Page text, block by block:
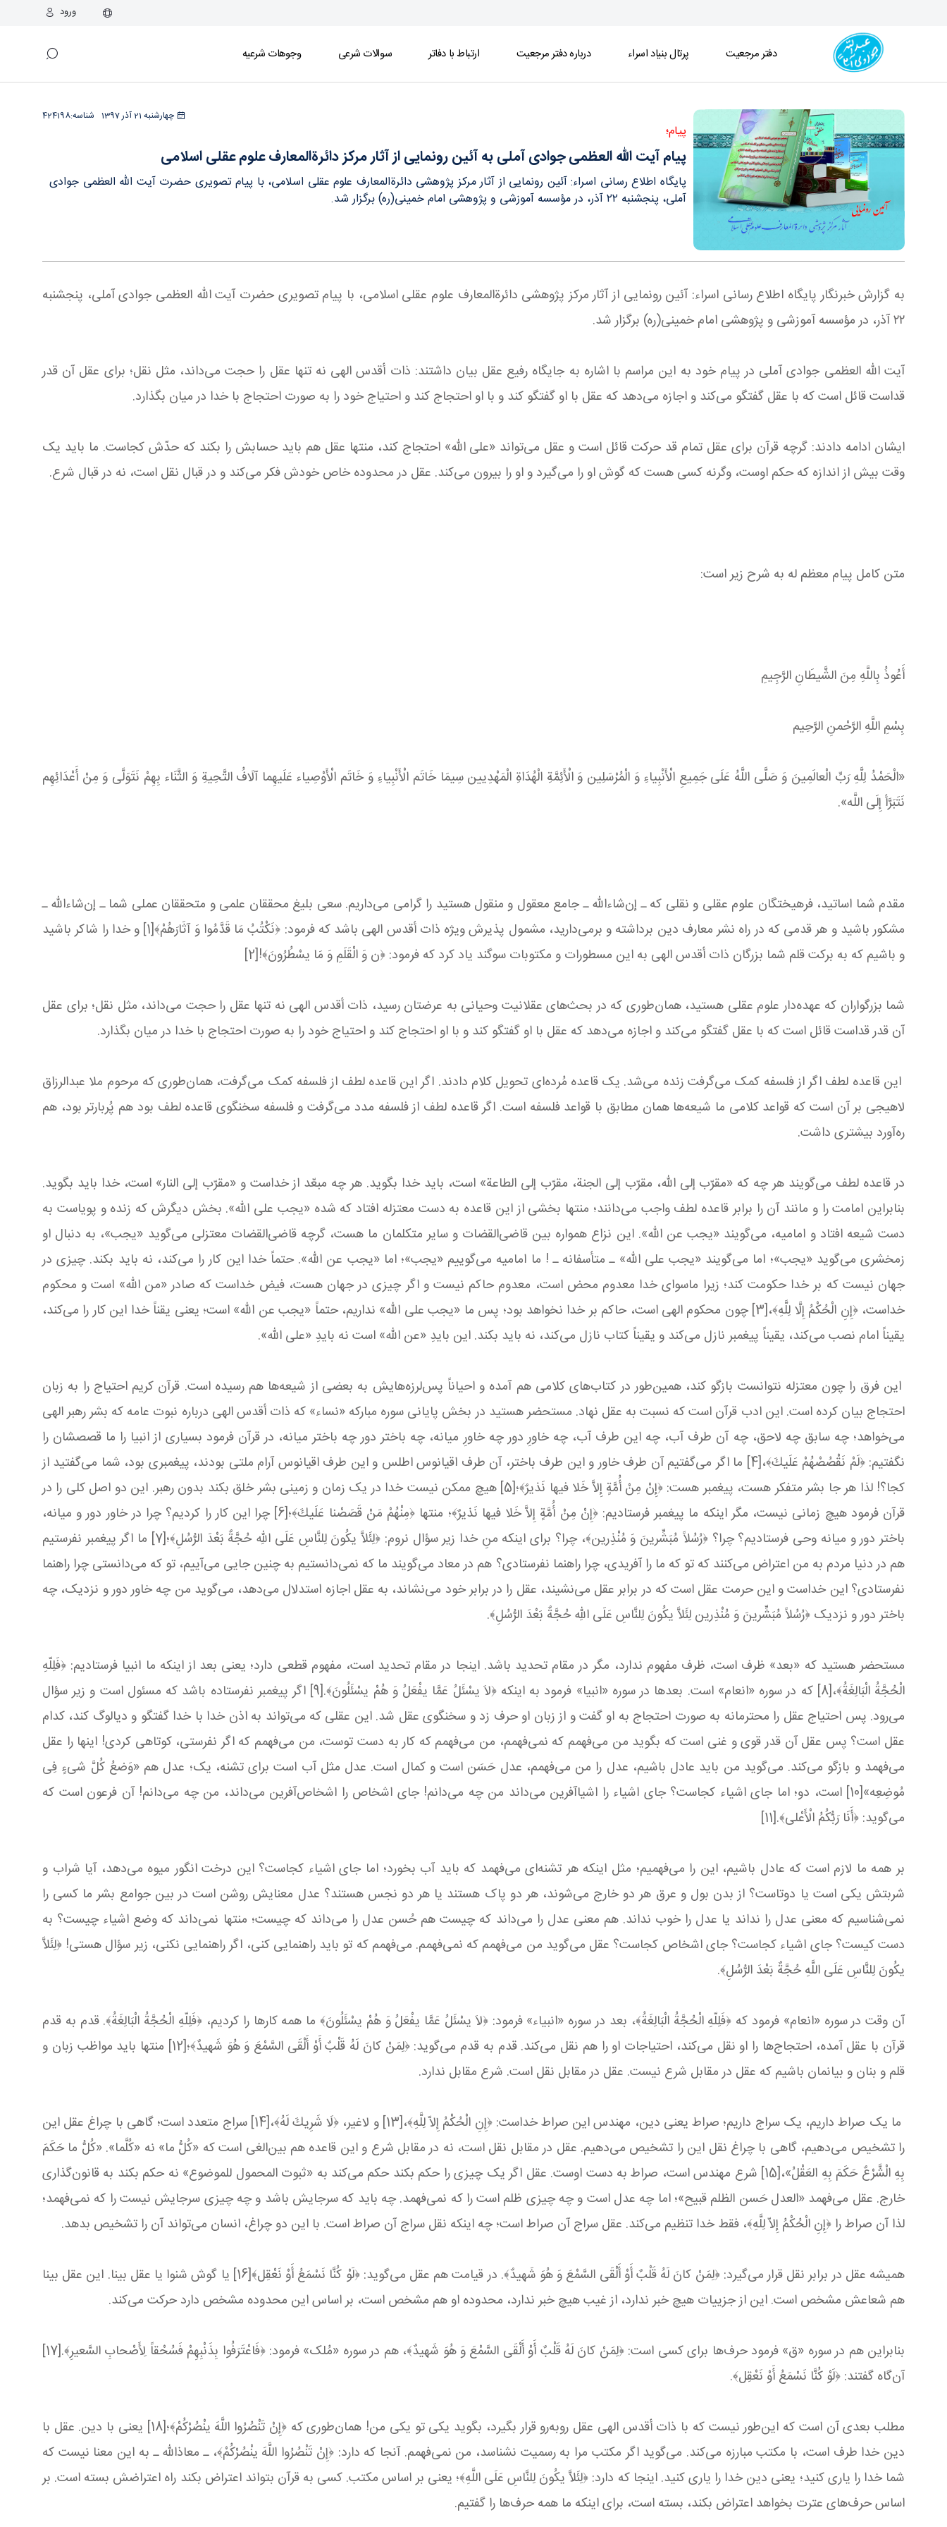
ورود
دفتر مرجعیت پرتال بنیاد اسراء درباره دفتر مرجعیت ارتباط با دفاتر سوالات شرعی وجوهات شرعیه
چهارشنبه 21 آذر 1397 424198شناسه:
پیام؛
پیام آیت الله العظمی جوادی آملی به آئین رونمایی از آثار مرکز دائرةالمعارف علوم عقلی اسلامی
پایگاه اطلاع رسانی اسراء: آئین رونمایی از آثار مرکز پژوهشی دائرةالمعارف علوم عقلی اسلامی، با پیام تصویری حضرت آیت الله العظمی جوادی
آملی، پنجشنبه ۲۲ آذر، در مؤسسه آموزشی و پژوهشی امام خمینی(ره) برگزار شد.
به گزارش خبرنگار پایگاه اطلاع رسانی اسراء: آئین رونمایی از آثار مرکز پژوهشی دائرةالمعارف علوم عقلی اسلامی، با پیام تصویری حضرت آیت الله العظمی جوادی آملی، پنجشنبه
۲۲ آذر، در مؤسسه آموزشی و پژوهشی امام خمینی(ره) برگزار شد.
آیت الله العظمی جوادی آملی در پیام خود به این مراسم با اشاره به جایگاه رفیع عقل بیان داشتند: ذات أقدس الهی نه تنها عقل را حجت می‌داند، مثل نقل؛ برای عقل آن قدر
قداست قائل است که با عقل گفتگو می‌کند و اجازه می‌دهد که عقل با او گفتگو کند و با او احتجاج کند و احتیاج خود را به صورت احتجاج با خدا در میان بگذارد.
ایشان ادامه دادند: گرچه قرآن برای عقل تمام قد حرکت قائل است و عقل می‌تواند «علی الله» احتجاج کند، منتها عقل هم باید حسابش را بکند که حدّش کجاست. ما باید یک
وقت بیش از اندازه که حکم اوست، وگرنه کسی هست که گوش او را می‌گیرد و او را بیرون می‌کند. عقل در محدوده خاص خودش فکر می‌کند و در قبال نقل است، نه در قبال شرع.
متن کامل پیام معظم له به شرح زیر است:
أَعُوذُ بِاللَّهِ مِنَ الشَّیطَانِ الرَّجِیمِ
بِسْمِ اللَّهِ الرَّحْمنِ الرَّحِیم‏
«الْحَمْدُ لِلَّهِ رَبِّ الْعالَمِینَ‏ وَ صَلَّی اللَّهُ عَلَی ‏جَمِیعِ الْأَنْبِیاءِ وَ الْمُرْسَلِین ‏وَ الْأَئِمَّةِ الْهُدَاةِ الْمَهْدِیین سِیمَا خَاتَم الْأَنْبِیاءِ وَ خَاتَم الْأَوْصِیاء عَلَیهِما آلَافُ التَّحِیةِ وَ الثَّنَاء بِهِمْ نَتَوَلَّی ‏وَ مِنْ أَعْدَائِهِم‏
نَتَبَرَّأ إِلَی اللَّه».
مقدم شما اساتید، فرهیختگان علوم عقلی و نقلی که ـ إن‌شاءالله ـ جامع معقول و منقول هستید را گرامی می‌داریم. سعی بلیغ محققان علمی و متحققان عملی شما ـ إن‌شاءالله ـ
مشکور باشید و هر قدمی که در راه نشر معارف دین برداشته و برمی‌دارید، مشمول پذیرش ویژه ذات أقدس الهی باشد که فرمود: ﴿نَكْتُبُ مَا قَدَّمُوا وَ آثَارَهُمْ﴾[1] و خدا را شاکر باشید
و باشیم که به برکت قلم شما بزرگان ذات أقدس الهی به این مسطورات و مکتوبات سوگند یاد کرد که فرمود: ﴿ن وَ الْقَلَمِ وَ مَا یسْطُرُونَ﴾![2]
شما بزرگواران که عهده‌دار علوم عقلی هستید، همان‌طوری که در بحث‌های عقلانیت وحیانی به عرضتان رسید، ذات أقدس الهی نه تنها عقل را حجت می‌داند، مثل نقل؛ برای عقل
آن قدر قداست قائل است که با عقل گفتگو می‌کند و اجازه می‌دهد که عقل با او گفتگو کند و با او احتجاج کند و احتیاج خود را به صورت احتجاج با خدا در میان بگذارد.
این قاعده لطف اگر از فلسفه کمک می‌گرفت زنده می‌شد. یک قاعده مُرده‌ای تحویل کلام دادند. اگر این قاعده لطف از فلسفه کمک می‌گرفت، همان‌طوری که مرحوم ملا عبدالرزاق
لاهیجی بر آن است که قواعد کلامی ما شیعه‌ها همان مطابق با قواعد فلسفه است. اگر قاعده لطف از فلسفه مدد می‌گرفت و فلسفه سخنگوی قاعده لطف بود هم پُربارتر بود، هم
ره‌آورد بیشتری داشت.
در قاعده لطف می‌گویند هر چه که «مقرّب إلی الله، مقرّب إلی الجنة، مقرّب إلی الطاعة» است، باید خدا بگوید. هر چه مبعّد از خداست و «مقرّب إلی النار» است، خدا باید بگوید.
بنابراین امامت را و مانند آن را برابر قاعده لطف واجب می‌دانند؛ منتها بخشی از این قاعده به دست معتزله افتاد که شده «یجب علی الله». بخش دیگرش که زنده و پویاست به
دست شیعه افتاد و امامیه، می‌گویند «یجب عن الله». این نزاع همواره بین قاضی‌القضات و سایر متکلمان ما هست، گرچه قاضی‌القضات معتزلی می‌گوید «یجب»، به دنبال او
زمخشری می‌گوید «یجب»؛ اما می‌گویند «یجب علی الله» ـ متأسفانه ـ ! ما امامیه می‌گوییم «یجب»؛ اما «یجب عن الله». حتماً خدا این کار را می‌کند، نه باید بکند. چیزی در
جهان نیست که بر خدا حکومت کند؛ زیرا ماسوای خدا معدوم محض است، معدوم حاکم نیست و اگر چیزی در جهان هست، فیض خداست که صادر «من الله» است و محکوم
خداست، ﴿إِنِ الْحُكْمُ إِلَّا لِلَّهِ﴾،[3] چون محکوم الهی است، حاکم بر خدا نخواهد بود؛ پس ما «یجب علی الله» نداریم، حتماً «یجب عن الله» است؛ یعنی یقناً خدا این کار را می‌کند،
یقیناً امام نصب می‌کند، یقیناً پیغمبر نازل می‌کند و یقیناً کتاب نازل می‌کند، نه باید بکند. این بایدِ «عن الله» است نه بایدِ «علی الله».
این فرق را چون معتزله نتوانست بازگو کند، همین‌طور در کتاب‌های کلامی هم آمده و احیاناً پس‌لرزه‌هایش به بعضی از شیعه‌ها هم رسیده است. قرآن کریم احتیاج را به زبان
احتجاج بیان کرده است. این ادب قرآن است که نسبت به عقل نهاد. مستحضر هستید در بخش پایانی سوره مبارکه «نساء» که ذات أقدس الهی درباره نبوت عامه که بشر رهبر الهی
می‌خواهد؛ چه سابق چه لاحق، چه آن طرف آب، چه این طرف آب، چه خاورِ‌ دور چه خاورِ ‌میانه، چه باختر دور چه باختر میانه، در قرآن فرمود بسیاری از انبیا را ما قصصشان را
نگفتیم: ﴿لَمْ نَقْصُصْهُمْ عَلَیكَ﴾،[4] ما اگر می‌گفتیم آن طرف خاور و این طرف باختر، آن طرف اقیانوس اطلس و این طرف اقیانوس آرام ملتی بودند، پیغمبری بود، شما می‌گفتید از
کجا؟! لذا هر جا بشر متفکر هست، پیغمبر هست: ﴿إِنْ مِنْ أُمَّةٍ إِلاَّ خَلا فیها نَذیرٌ﴾؛[5] هیچ ممکن نیست خدا در یک زمان و زمینی بشر خلق بکند بدون رهبر. این دو اصل کلی را در
قرآن فرمود هیچ زمانی نیست، مگر اینکه ما پیغمبر فرستادیم: ﴿إِنْ مِنْ أُمَّةٍ إِلاَّ خَلا فیها نَذیرٌ﴾؛ منتها ﴿مِنْهُمْ مَنْ قَصَصْنا عَلَیكَ﴾؛[6] چرا این کار را کردیم؟ چرا در خاور دور و میانه،
باختر دور و میانه وحی فرستادیم؟ چرا؟ ﴿رُسُلاً مُبَشِّرینَ وَ مُنْذِرین﴾، چرا؟ برای اینکه منِ خدا زیر سؤال نروم: ﴿لِئَلاَّ یكُونَ لِلنَّاسِ عَلَی اللّهِ حُجَّةٌ بَعْدَ الرُّسُلِ﴾؛[7] ما اگر پیغمبر نفرستیم
هم در دنیا مردم به من اعتراض می‌کنند که تو که ما را آفریدی، چرا راهنما نفرستادی؟ هم در معاد می‌گویند ما که نمی‌دانستیم به چنین جایی می‌آییم، تو که می‌دانستی چرا راهنما
نفرستادی؟ این خداست و این حرمت عقل است که در برابر عقل می‌نشیند، عقل را در برابر خود می‌نشاند، به عقل اجازه استدلال می‌دهد، می‌گوید من چه خاور دور و نزدیک، چه
باختر دور و نزدیک ﴿رُسُلاً مُبَشِّرینَ وَ مُنْذِرین لِئَلاَّ یكُونَ لِلنَّاسِ عَلَی اللّهِ حُجَّةٌ بَعْدَ الرُّسُلِ﴾.
مستحضر هستید که «بعد» ظرف است، ظرف مفهوم ندارد، مگر در مقام تحدید باشد. اینجا در مقام تحدید است، مفهوم قطعی دارد؛ یعنی بعد از اینکه ما انبیا فرستادیم: ﴿فَلِلّهِ
الْحُجَّةُ الْبَالِغَةُ﴾،[8] که در سوره «انعام» است. بعدها در سوره «انبیا» فرمود به اینکه ﴿لاَ یسْئَلُ عَمَّا یفْعَلُ وَ هُمْ یسْئَلُونَ﴾.[9] اگر پیغمبر نفرستاده باشد که مسئول است و زیر سؤال
می‌رود. پس احتیاج عقل را محترمانه به صورت احتجاج به او گفت و از زبان او حرف زد و سخنگوی عقل شد. این عقلی که می‌تواند به اذن خدا با خدا گفتگو و دیالوگ کند، کدام
عقل است؟ پس عقل آن قدر قوی و غنی است که بگوید من می‌فهمم که نمی‌فهمم، من می‌فهمم که کار به دست توست، من می‌فهمم که اگر نفرستی، کوتاهی کردی! اینها را عقل
می‌فهمد و بازگو می‌کند. می‌گوید من باید عادل باشیم، عدل را من می‌فهمم، عدل حَسَن است و کمال است. عدل مثل آب است برای تشنه، یک؛ عدل هم «وَضعُ کُلَّ شیءٍ فِی
مُوضِعِه»[10] است، دو؛ اما جای اشیاء کجاست؟ جای اشیاء را اشیا‌آفرین می‌داند من چه می‌دانم! جای اشخاص را اشخاص‌آفرین می‌داند، من چه می‌دانم! آن فرعون است که
می‌گوید: ﴿أَنَا رَبُّكُمُ الْأَعْلی﴾.[11]
بر همه ما لازم است که عادل باشیم، این را می‌فهمیم؛ مثل اینکه هر تشنه‌ای می‌فهمد که باید آب بخورد؛ اما جای اشیاء کجاست؟ این درخت انگور میوه می‌دهد، آیا شراب و
شربتش یکی است یا دوتاست؟ از بدن بول و عرق هر دو خارج می‌شوند، هر دو پاک هستند یا هر دو نجس هستند؟ عدل معنایش روشن است در بین جوامع بشر ما کسی را
نمی‌شناسیم که معنی عدل را نداند یا عدل را خوب نداند. هم معنی عدل را می‌داند که چیست هم حُسن عدل را می‌داند که چیست؛ منتها نمی‌داند که وضع اشیاء چیست؟ به
دست کیست؟ جای اشیاء کجاست؟ جای اشخاص کجاست؟ عقل می‌گوید من می‌فهمم که نمی‌فهمم. می‌فهمم که تو باید راهنمایی کنی، اگر راهنمایی نکنی، زیر سؤال هستی! ﴿لِئَلاَّ
یكُونَ لِلنَّاسِ عَلَی اللَّهِ حُجَّةٌ بَعْدَ الرُّسُلِ﴾.
آن وقت در سوره «انعام» فرمود که ﴿فَلِلّهِ الْحُجَّةُ الْبَالِغَةُ﴾، بعد در سوره «انبیاء» فرمود: ﴿لاَ یسْئَلُ عَمَّا یفْعَلُ وَ هُمْ یسْئَلُونَ﴾ ما همه کارها را کردیم، ﴿فَلِلّهِ الْحُجَّةُ الْبَالِغَةُ﴾. قدم به قدم
قرآن با عقل آمده، احتجاج‌ها را او نقل می‌کند، احتیاجات او را هم نقل می‌کند. قدم به قدم می‌گوید: ﴿لِمَنْ كانَ لَهُ قَلْبٌ أَوْ أَلْقَی السَّمْعَ وَ هُوَ شَهیدٌ﴾؛[12] منتها باید مواظب زبان و
قلم و بنان و بیانمان باشیم که عقل در مقابل شرع نیست. عقل در مقابل نقل است. شرع مقابل ندارد.
ما یک صراط داریم، یک سراج داریم؛ صراط یعنی دین، مهندس این صراط خداست: ﴿إِنِ الْحُكْمُ إِلاّ لِلَّهِ﴾،[13] و لاغیر، ﴿لَا شَرِیكَ لَهُ﴾،[14] سراج متعدد است؛ گاهی با چراغ عقل این
را تشخیص می‌دهیم، گاهی با چراغ نقل این را تشخیص می‌دهیم. عقل در مقابل نقل است، نه در مقابل شرع و این قاعده هم بین‌الغی است که «کُلُّ ما» نه «کُلَّما». «كُلُّ ما حَكَمَ
بِهِ الْشَّرْعٌ حَكَمَ بِهِ العَقْلُ»،[15] شرع مهندس است، صراط به دست اوست. عقل اگر یک چیزی را حکم بکند حکم می‌کند به «ثبوت المحمول للموضوع» نه حکم بکند به قانون‌گذاری
خارج. عقل می‌فهمد «العدل حَسن الظلم قبیح»؛ اما چه عدل است و چه چیزی ظلم است را که نمی‌فهمد. چه باید که سرجایش باشد و چه چیزی سرجایش نیست را که نمی‌فهمد؛
لذا آن صراط را ﴿إِنِ الْحُكْمُ إِلاّ لِلَّهِ﴾، فقط خدا تنظیم می‌کند. عقل سراج آن صراط است؛ چه اینکه نقل سراج آن صراط است. با این دو چراغ، انسان می‌تواند آن را تشخیص بدهد.
همیشه عقل در برابر نقل قرار می‌گیرد: ﴿لِمَنْ كانَ لَهُ قَلْبٌ أَوْ أَلْقَی السَّمْعَ وَ هُوَ شَهیدٌ﴾. در قیامت هم عقل می‌گوید: ﴿لَوْ كُنَّا نَسْمَعُ أَوْ نَعْقِل﴾[16] یا گوش شنوا یا عقل بینا. این عقل بینا
هم شعاعش مشخص است. این از جزییات هیچ خبر ندارد، از غیب هیچ خبر ندارد، محدوده او هم مشخص است، بر اساس این محدوده مشخص دارد حرکت می‌کند.
بنابراین هم در سوره «ق» فرمود حرف‌ها برای کسی است: ﴿لِمَنْ كانَ لَهُ قَلْبٌ أَوْ أَلْقَی السَّمْعَ وَ هُوَ شَهیدٌ﴾، هم در سوره «مُلک» فرمود: ﴿فَاعْتَرَفُوا بِذَنْبِهِمْ فَسُحْقاً لِأَصْحابِ السَّعیرِ﴾.[17]
آن‌گاه گفتند: ﴿لَوْ كُنَّا نَسْمَعُ أَوْ نَعْقِل﴾.
مطلب بعدی آن است که این‌طور نیست که با ذات أقدس الهی عقل روبه‌رو قرار بگیرد، بگوید یکی تو یکی من! همان‌طوری که ﴿إِنْ تَنْصُرُوا اللَّهَ ینْصُرْكُمْ ﴾؛[18] یعنی با دین. عقل با
دین خدا طرف است، با مکتب مبارزه می‌کند. می‌گوید اگر مکتب مرا به رسمیت نشناسد، من نمی‌فهمم. آنجا که دارد: ﴿إِنْ تَنْصُرُوا اللَّهَ ینْصُرْكُمْ ﴾، ـ معاذالله ـ به این معنا نیست که
شما خدا را یاری کنید؛ یعنی دین خدا را یاری کنید. اینجا که دارد: ﴿لِئَلاَّ یكُونَ لِلنَّاسِ عَلَی اللَّهِ﴾؛ یعنی بر اساس مکتب. کسی به قرآن بتواند اعتراض بکند راه اعتراضش بسته است. بر
اساس حرف‌های عترت بخواهد اعتراض بکند، بسته است، برای اینکه ما همه حرف‌ها را گفتیم.